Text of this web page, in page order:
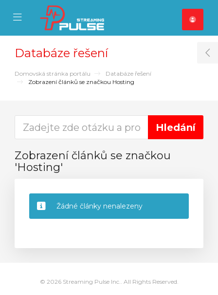
Mobile Menu
Mobile Menu
Databáze řešení
Domovská stránka portálu
Databáze řešení
Zobrazení článků se značkou Hosting
Zobrazení článků se značkou
'Hosting'
Žádné články nenalezeny
© 2026 Streaming Pulse Inc.. All Rights Reserved.